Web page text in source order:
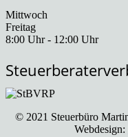
Mittwoch
Freitag
8:00 Uhr - 12:00 Uhr
© 2021 Steuerbüro
Webdesign: